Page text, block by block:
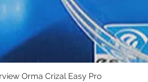
Orma Crizal Easy Pro